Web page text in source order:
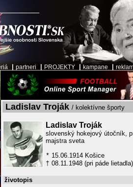
partneri PROJEKTY kampane
Ladislav Troják / kolektívne športy
Ladislav Troják
slovenský hokejový útočník,
majstra sveta
* 15.06.1914 Košice
† 08.11.1948 (pri páde lietadla)
životopis